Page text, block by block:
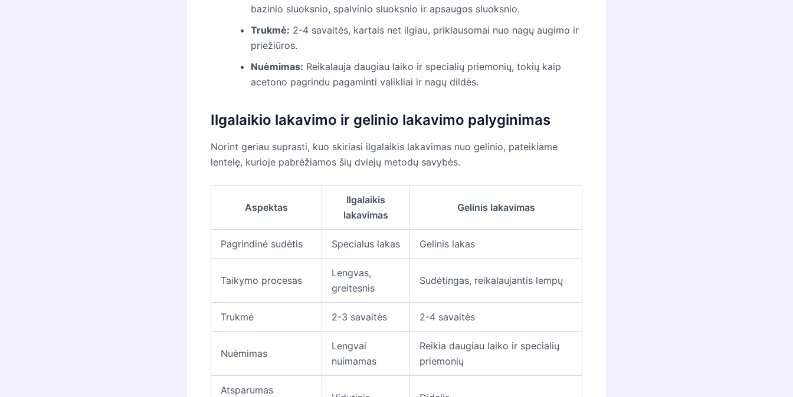
bazinio sluoksnio, spalvinio sluoksnio ir apsaugos sluoksnio.
Trukmė: 2-4 savaitės, kartais net ilgiau, priklausomai nuo nagų augimo ir
priežiūros.
Nuėmimas: Reikalauja daugiau laiko ir specialių priemonių, tokių kaip
acetono pagrindu pagaminti valikliai ir nagų dildės.
Ilgalaikio lakavimo ir gelinio lakavimo palyginimas
Norint geriau suprasti, kuo skiriasi ilgalaikis lakavimas nuo gelinio, pateikiame
lentelę, kurioje pabrėžiamos šių dviejų metodų savybės.
Aspektas
Ilgalaikis
lakavimas
Gelinis lakavimas
Pagrindinė sudėtis Specialus lakas Gelinis lakas
Taikymo procesas
Lengvas,
greitesnis
Sudėtingas, reikalaujantis lempų
Trukmė 2-3 savaitės 2-4 savaitės
Nuėmimas
Lengvai
nuimamas
Reikia daugiau laiko ir specialių
priemonių
Atsparumas